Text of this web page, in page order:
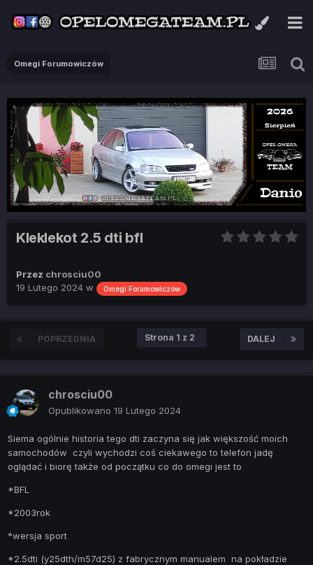
Omegi Forumowiczów
Kleklekot 2.5 dti bfl
Przez chrosciu00
19 Lutego 2024 w Omegi Forumowiczów
POPRZEDNIA DALEJ
Strona 1 z 2
chrosciu00
Opublikowano 19 Lutego 2024
Siema ogólnie historia tego dti zaczyna się jak większość moich
samochodów czyli wychodzi coś ciekawego to telefon jadę
oglądać i biorę także od początku co do omegi jest to
*BFL
*2003rok
*wersja sport
*2.5dti (y25dth/m57d25) z fabrycznym manualem na pokładzie